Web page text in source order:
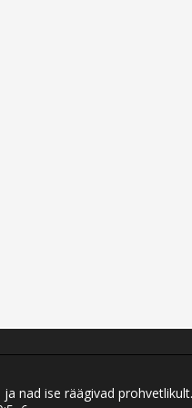
nad ise räägivad